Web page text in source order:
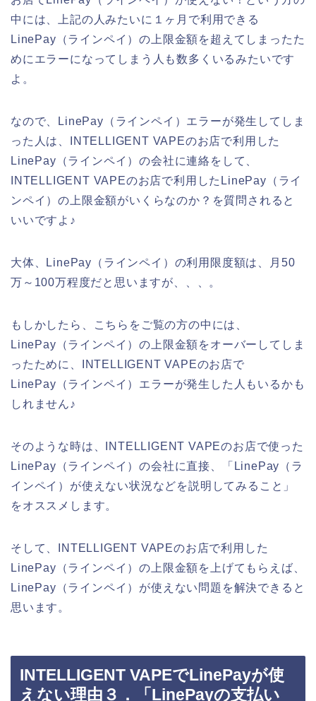
中には、上記の人みたいに１ヶ月で利用できる
LinePay（ラインペイ）の上限金額を超えてしまったた
めにエラーになってしまう人も数多くいるみたいです
よ。
なので、LinePay（ラインペイ）エラーが発生してしま
った人は、INTELLIGENT VAPEのお店で利用した
LinePay（ラインペイ）の会社に連絡をして、
INTELLIGENT VAPEのお店で利用したLinePay（ライ
ンペイ）の上限金額がいくらなのか？を質問されると
いいですよ♪
大体、LinePay（ラインペイ）の利用限度額は、月50
万～100万程度だと思いますが、、、。
もしかしたら、こちらをご覧の方の中には、
LinePay（ラインペイ）の上限金額をオーバーしてしま
ったために、INTELLIGENT VAPEのお店で
LinePay（ラインペイ）エラーが発生した人もいるかも
しれません♪
そのような時は、INTELLIGENT VAPEのお店で使った
LinePay（ラインペイ）の会社に直接、「LinePay（ラ
インペイ）が使えない状況などを説明してみること」
をオススメします。
そして、INTELLIGENT VAPEのお店で利用した
LinePay（ラインペイ）の上限金額を上げてもらえば、
LinePay（ラインペイ）が使えない問題を解決できると
思います。
INTELLIGENT VAPEでLinePayが使
えない理由３．「LinePayの支払い